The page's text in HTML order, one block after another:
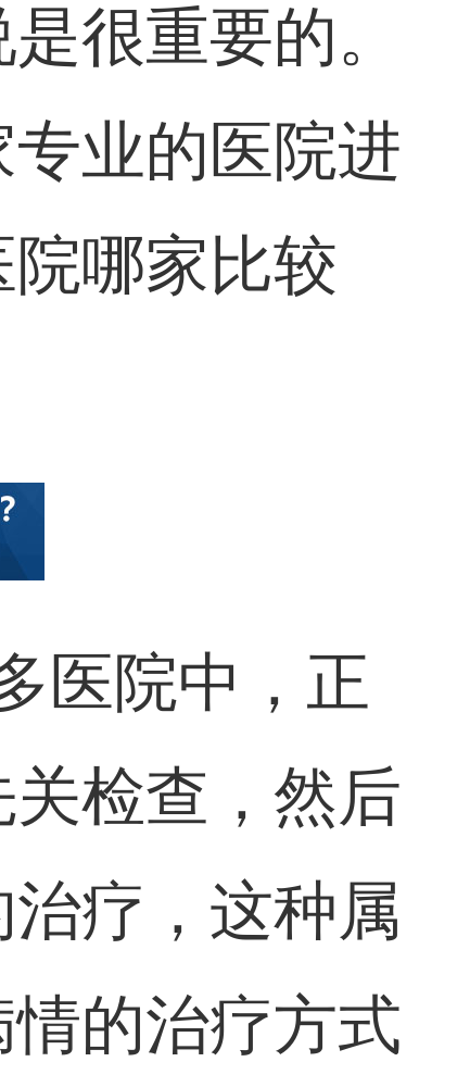
很重要的。
业的医院进
哪家比较
医院中，正
检查，然后
疗，这种属
的治疗方式